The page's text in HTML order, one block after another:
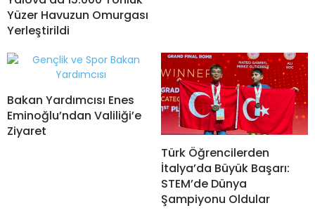
Yüzer Havuzun Omurgası
Yerleştirildi
Bakan Yardımcısı Enes
Eminoğlu’ndan Valiliği’e
Ziyaret
Türk Öğrencilerden
İtalya’da Büyük Başarı:
STEM’de Dünya
Şampiyonu Oldular